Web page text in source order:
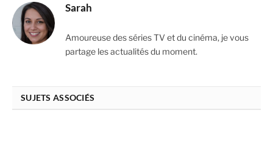
Sarah
Amoureuse des séries TV et du cinéma, je vous
partage les actualités du moment.
SUJETS ASSOCIÉS